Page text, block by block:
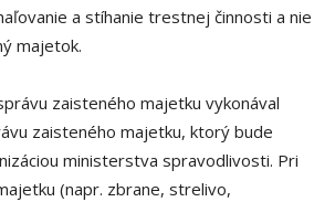
a stíhanie trestnej činnosti a nie
majetok.
zaisteného majetku vykonával
zaisteného majetku, ktorý bude
ministerstva spravodlivosti. Pri
(napr. zbrane, strelivo,